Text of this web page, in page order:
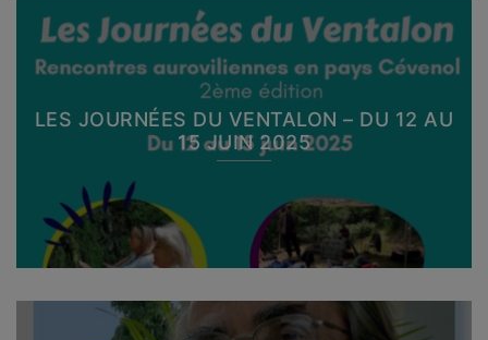
LES JOURNÉES DU VENTALON – DU 12 AU
15 JUIN 2025